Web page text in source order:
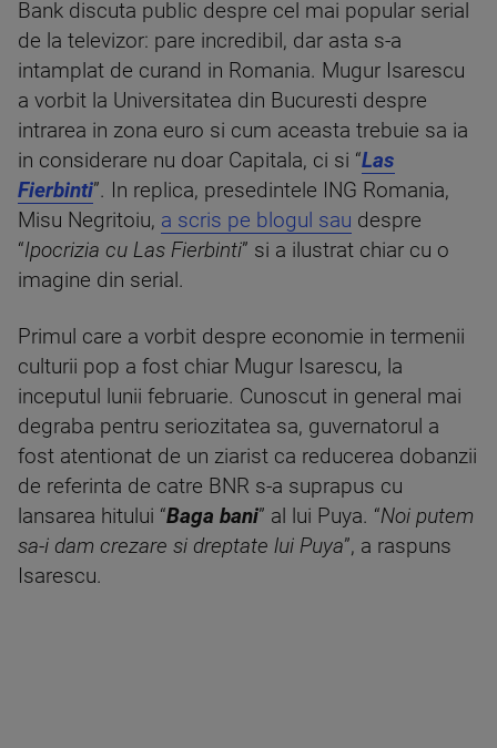
Bank discuta public despre cel mai popular serial
de la televizor: pare incredibil, dar asta s-a
intamplat de curand in Romania. Mugur Isarescu
a vorbit la Universitatea din Bucuresti despre
intrarea in zona euro si cum aceasta trebuie sa ia
in considerare nu doar Capitala, ci si “Las
Fierbinti”. In replica, presedintele ING Romania,
Misu Negritoiu, a scris pe blogul sau despre
“Ipocrizia cu Las Fierbinti” si a ilustrat chiar cu o
imagine din serial.
Primul care a vorbit despre economie in termenii
culturii pop a fost chiar Mugur Isarescu, la
inceputul lunii februarie. Cunoscut in general mai
degraba pentru seriozitatea sa, guvernatorul a
fost atentionat de un ziarist ca reducerea dobanzii
de referinta de catre BNR s-a suprapus cu
lansarea hitului “Baga bani” al lui Puya. “Noi putem
sa-i dam crezare si dreptate lui Puya”, a raspuns
Isarescu.